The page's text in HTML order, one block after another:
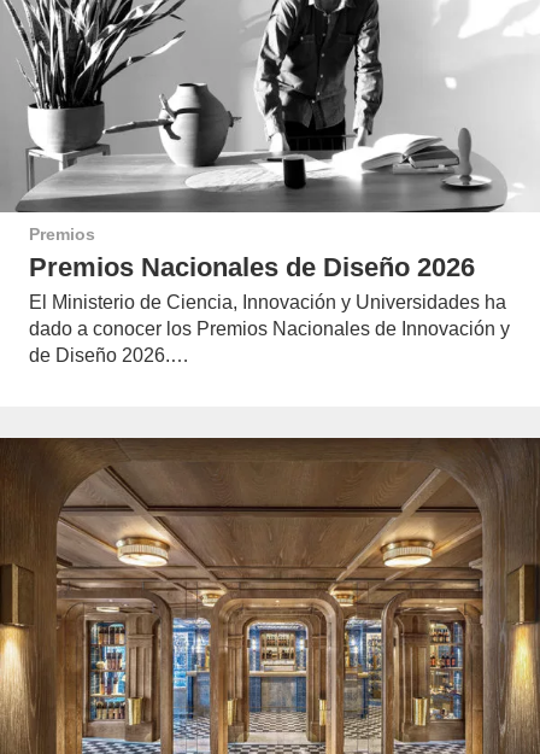
Premios
Premios Nacionales de Diseño 2026
El Ministerio de Ciencia, Innovación y Universidades ha
dado a conocer los Premios Nacionales de Innovación y
de Diseño 2026.…